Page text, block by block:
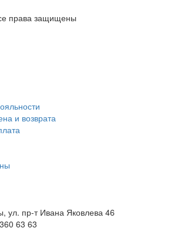
права защищены
и возврата
ул. пр-т Ивана Яковлева 46
63 63